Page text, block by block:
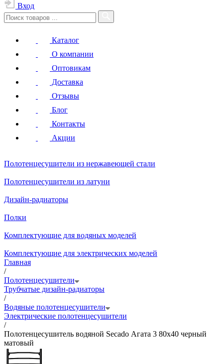
Вход
Каталог
О компании
Оптовикам
Доставка
Отзывы
Блог
Контакты
Акции
Полотенцесушители из нержавеющей стали
Полотенцесушители из латуни
Дизайн-радиаторы
Полки
Комплектующие для водяных моделей
Комплектующие для электрических моделей
Главная
/
Полотенцесушители
Трубчатые дизайн-радиаторы
/
Водяные полотенцесушители
Электрические полотенцесушители
/
Полотенцесушитель водяной Secado Агата 3 80x40 черный
матовый